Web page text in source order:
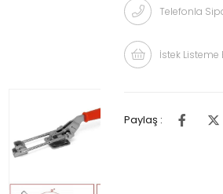
Telefonla
İstek Listeme
Paylaş :